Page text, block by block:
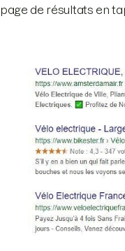
page de résultats en